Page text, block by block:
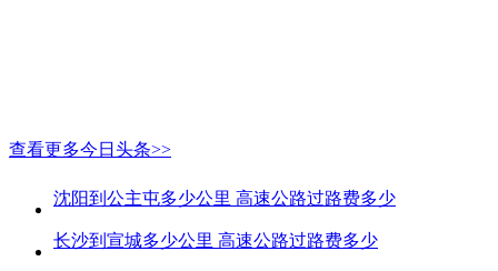
查看更多今日头条>>
沈阳到公主屯多少公里 高速公路过路费多少
长沙到宣城多少公里 高速公路过路费多少